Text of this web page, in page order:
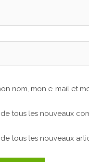
nom, mon e-mail et
tous les nouveaux
tous les nouveaux